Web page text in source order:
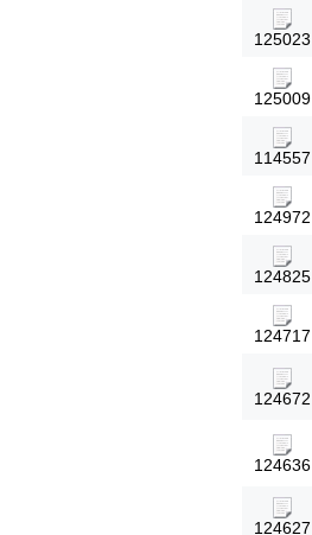
125023
125009
114557
124972
124825
124717
124672
124636
124627